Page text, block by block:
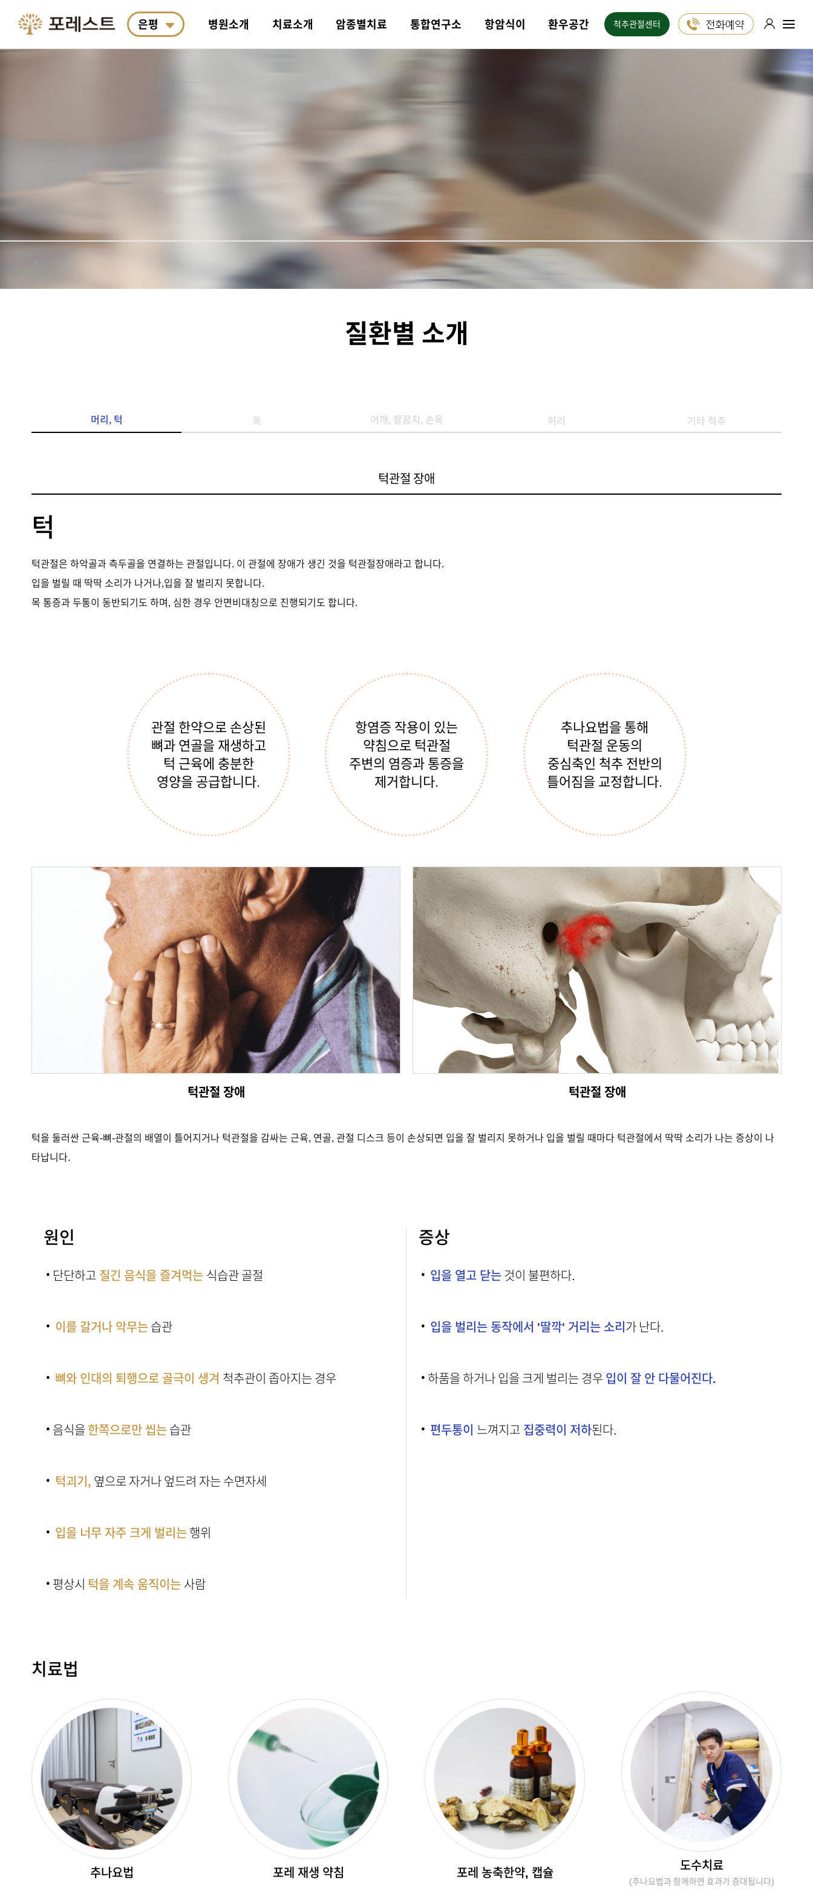
은평 병원소개
병원 둘러보기
근처 상급병원 안내 컨시어지 서비스
치료소개
의학·한의학
도수·물리·재활치
기능의학 검사
암종별치료
소화기암
폐암 뇌종양
통합연구소
논문·학술활동
항암식이
평창 전용 농장
선
계절별 항암 식재료 포레스트 식단
환우공간
힐링 컨텐츠
호전사례 비급여 안내
척추관절센터
질환별 소개
머리, 턱
턱관절 장애
목 어깨, 팔꿈치, 손목 허리 기타 척추
턱
턱관절은 하악골과 측두골을 연결하는 관절입니다. 이 관절에 장애가 생긴 것을 턱관절장애라고 합니다.
입을 벌릴 때 딱딱 소리가 나거나,입을 잘 벌리지 못합니다.
목 통증과 두통이 동반되기도 하며, 심한 경우 안면비대칭으로 진행되기도 합니다.
관절 한약으로 손상된
뼈과 연골을 재생하고
턱 근육에 충분한
영양을 공급합니다.
항염증 작용이 있는
약침으로 턱관절
주변의 염증과 통증을
제거합니다.
추나요법을 통해
턱관절 운동의
중심축인 척추 전반의
틀어짐을 교정합니다.
턱관절 장애 턱관절 장애
턱을 둘러싼 근육-뼈-관절의 배열이 틀어지거나 턱관절을 감싸는 근육, 연골, 관절 디스크 등이 손상되면 입을 잘 벌리지 못하거나 입을 벌릴 때마다 턱관절에서 딱딱 소리가 나는 증상이 나
타납니다.
원인
· 단단하고 질긴 음식을 즐겨먹는 식습관 골절
· 이를 갈거나 악무는 습관
· 뼈와 인대의 퇴행으로 골극이 생겨 척추관이 좁아지는 경우
· 음식을 한쪽으로만 씹는 습관
· 턱괴기, 옆으로 자거나 엎드려 자는 수면자세
· 입을 너무 자주 크게 벌리는 행위
· 평상시 턱을 계속 움직이는 사람
증상
· 입을 열고 닫는 것이 불편하다.
· 입을 벌리는 동작에서 '딸깍' 거리는 소리 가 난다.
· 하품을 하거나 입을 크게 벌리는 경우 입이 잘 안 다물어진다.
· 편두통이 느껴지고 집중력이 저하된다.
치료법
추나요법 포레 재생 약침 포레 농축한약, 캡슐
도수치료
(추나요법과 함께하면 효과가 증대됩니다)